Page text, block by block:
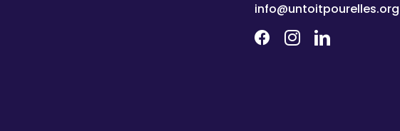
info@untoitpourelles.org